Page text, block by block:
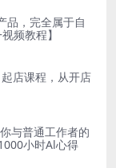
品，完全属于自
频教程】
店课程，从开店
与普通工作者的
小时Al心得